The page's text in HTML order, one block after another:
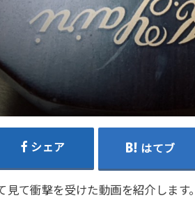
シェア はてブ
て衝撃を受けた動画を紹介します。